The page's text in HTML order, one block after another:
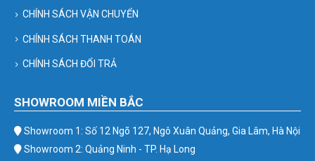
CHÍNH SÁCH VẬN CHUYỂN
CHÍNH SÁCH THANH TOÁN
CHÍNH SÁCH ĐỔI TRẢ
SHOWROOM MIỀN BẮC
Showroom 1: Số 12 Ngõ 127, Ngô Xuân Quảng, Gia Lâm, Hà Nội
Showroom 2: Quảng Ninh - TP. Hạ Long